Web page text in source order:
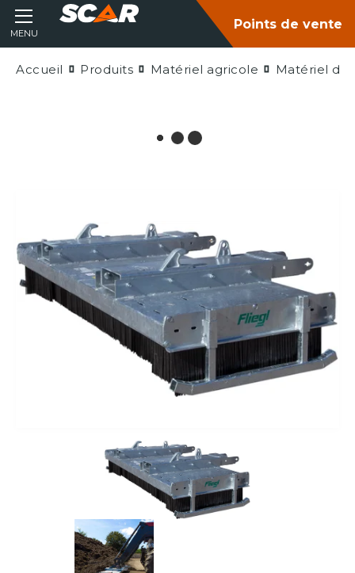
MENU
Points de vente
Accueil Produits Matériel agricole Matériel de